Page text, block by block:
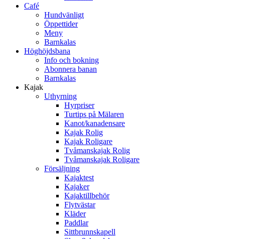
Café
Hundvänligt
Öppettider
Meny
Barnkalas
Höghöjdsbana
Info och bokning
Abonnera banan
Barnkalas
Kajak
Uthyrning
Hyrpriser
Turtips på Mälaren
Kanot/kanadensare
Kajak Rolig
Kajak Roligare
Tvåmanskajak Rolig
Tvåmanskajak Roligare
Försäljning
Kajaktest
Kajaker
Kajaktillbehör
Flytvästar
Kläder
Paddlar
Sittbrunnskapell